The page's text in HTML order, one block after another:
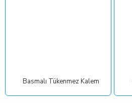
Basmalı Tükenmez Kalem